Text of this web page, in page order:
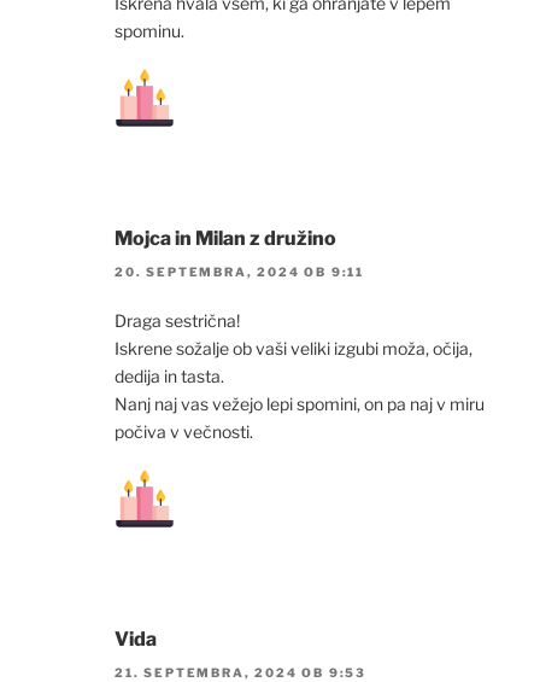
spominu.
Mojca in Milan z družino
20. SEPTEMBRA, 2024 OB 9:11
Draga sestrična!
Iskrene sožalje ob vaši veliki izgubi moža, očija,
dedija in tasta.
Nanj naj vas vežejo lepi spomini, on pa naj v miru
počiva v večnosti.
Vida
21. SEPTEMBRA, 2024 OB 9:53